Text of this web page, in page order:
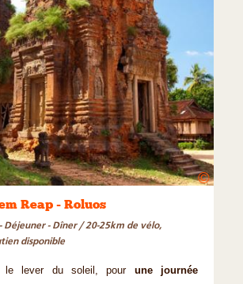
©
Reap - Roluos
Déjeuner - Dîner / 20-25km de vélo,
disponible
le lever du soleil, pour une journée